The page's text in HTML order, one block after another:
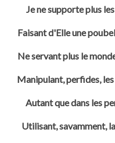
Je ne supporte plus
Faisant d'Elle une
Ne servant plus le
Manipulant, perfides,
Autant que dans les
Utilisant, savamment,